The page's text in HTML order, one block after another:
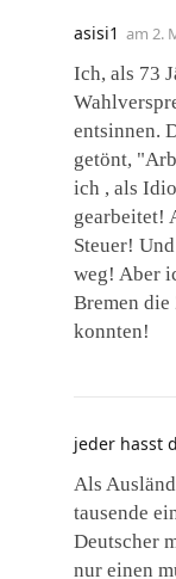
asisi1 am 2.
Ich, als 73
entsinnen.
getönt,
ich , als
gearbeitet!
Steuer!
weg! Aber
Bremen die
konnten!
jeder hasst
Als
tausende
Deutscher
nur einen